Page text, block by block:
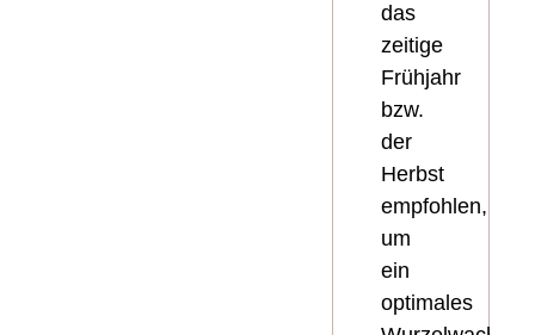
das
zeitige
Frühjahr
bzw.
der
Herbst
empfohlen,
um
ein
optimales